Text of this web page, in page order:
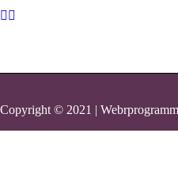
Copyright © 2021 |